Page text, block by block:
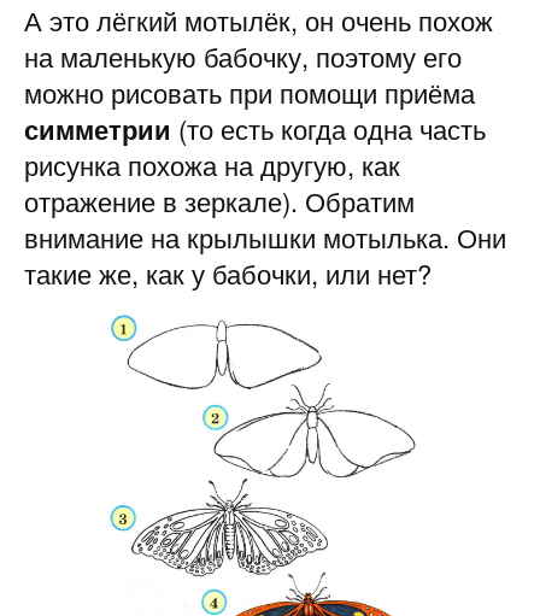
А это лёгкий мотылёк, он очень похож
на маленькую бабочку, поэтому его
можно рисовать при помощи приёма
симметрии (то есть когда одна часть
рисунка похожа на другую, как
отражение в зер­кале). Обратим
внимание на крылышки мотылька. Они
такие же, как у бабочки, или нет?